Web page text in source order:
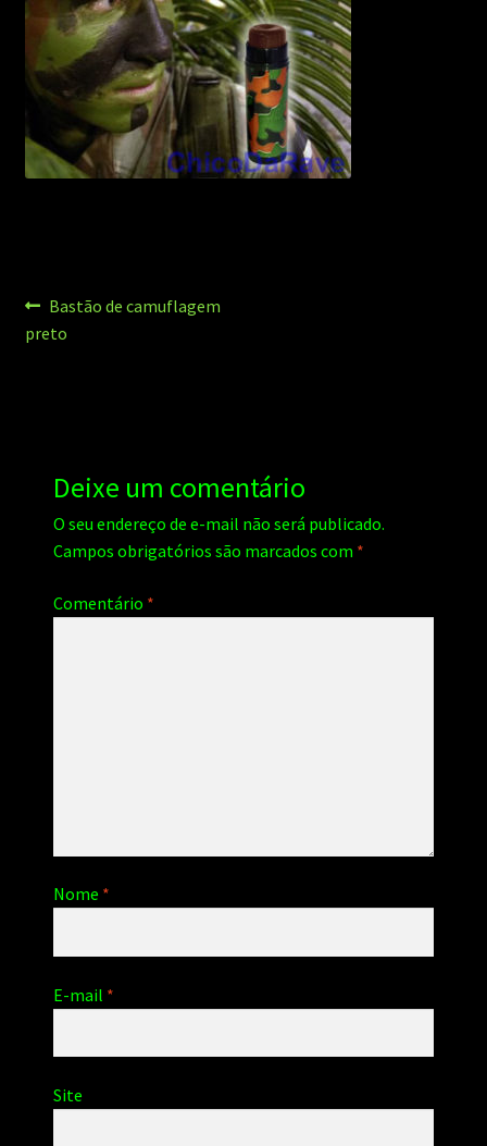
Navegação
de
Post
anterior:
Bastão de camuflagem
preto
Deixe um comentário
O seu endereço de e-mail não será publicado.
Campos obrigatórios são marcados com *
Comentário *
Nome *
E-mail *
Site